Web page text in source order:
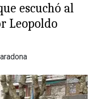
escuchó al
Leopoldo